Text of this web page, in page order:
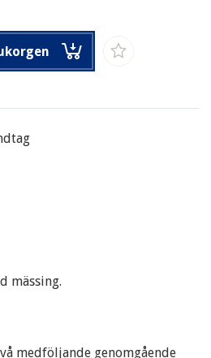
mässing.
medföljande genomgående